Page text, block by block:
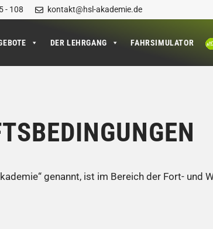
- 108 kontakt@hsl-akademie.de
DER LEHRGANG FAHRSIMULATOR
genannt, ist im Bereich der Fort-